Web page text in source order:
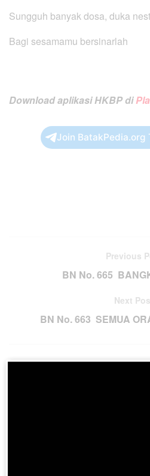
Sungguh banyak dosa, duka
Bagi sesamamu bersinarlah
Download aplikasi HKBP di
Join BatakPedia.org
Previous
BN No. 665
Next
BN No. 663 SEMUA